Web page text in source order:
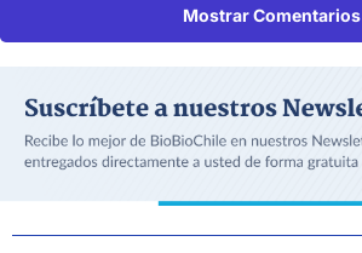
Mostrar Comentarios